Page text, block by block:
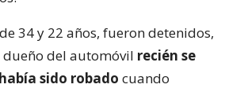
34 y 22 años, fueron detenidos,
del automóvil recién se
sido robado cuando